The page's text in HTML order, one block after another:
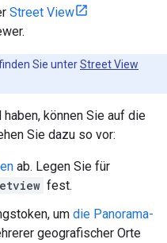
Street View
Sie unterStreet View
können Sie auf die
Sie dazu so vor:
ab. Legen Sie für
fest.
um die Panorama-
geografischer Orte